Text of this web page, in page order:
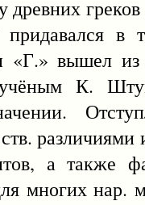
древних
в
«Г.» вышел
К.
а также
многих нар.